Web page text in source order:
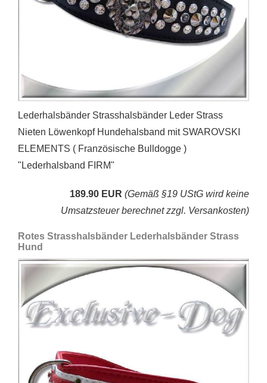
Lederhalsbänder Strasshalsbänder Leder Strass
Nieten Löwenkopf Hundehalsband mit SWAROVSKI
ELEMENTS ( Französische Bulldogge )
"Lederhalsband FIRM"
189.90 EUR (Gemäß §19 UStG wird keine
Umsatzsteuer berechnet zzgl. Versankosten)
Rotes Strasshalsbänder Lederhalsbänder Strass
Hund